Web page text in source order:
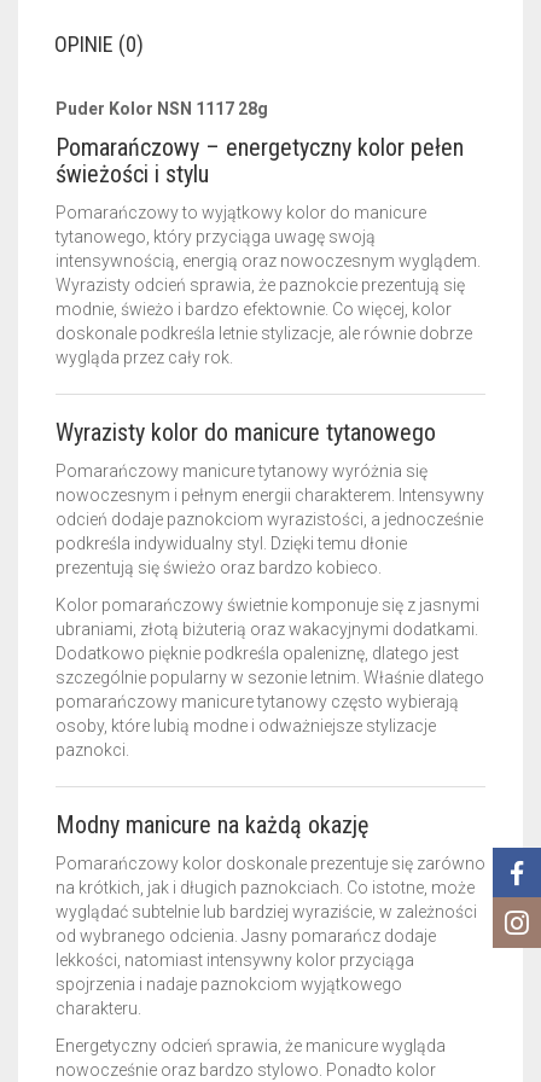
OPINIE (0)
Puder Kolor NSN 1117 28g
Pomarańczowy – energetyczny kolor pełen
świeżości i stylu
Pomarańczowy to wyjątkowy kolor do manicure
tytanowego, który przyciąga uwagę swoją
intensywnością, energią oraz nowoczesnym wyglądem.
Wyrazisty odcień sprawia, że paznokcie prezentują się
modnie, świeżo i bardzo efektownie. Co więcej, kolor
doskonale podkreśla letnie stylizacje, ale równie dobrze
wygląda przez cały rok.
Wyrazisty kolor do manicure tytanowego
Pomarańczowy manicure tytanowy wyróżnia się
nowoczesnym i pełnym energii charakterem. Intensywny
odcień dodaje paznokciom wyrazistości, a jednocześnie
podkreśla indywidualny styl. Dzięki temu dłonie
prezentują się świeżo oraz bardzo kobieco.
Kolor pomarańczowy świetnie komponuje się z jasnymi
ubraniami, złotą biżuterią oraz wakacyjnymi dodatkami.
Dodatkowo pięknie podkreśla opaleniznę, dlatego jest
szczególnie popularny w sezonie letnim. Właśnie dlatego
pomarańczowy manicure tytanowy często wybierają
osoby, które lubią modne i odważniejsze stylizacje
paznokci.
Modny manicure na każdą okazję
Pomarańczowy kolor doskonale prezentuje się zarówno
na krótkich, jak i długich paznokciach. Co istotne, może
wyglądać subtelnie lub bardziej wyraziście, w zależności
od wybranego odcienia. Jasny pomarańcz dodaje
lekkości, natomiast intensywny kolor przyciąga
spojrzenia i nadaje paznokciom wyjątkowego
charakteru.
Energetyczny odcień sprawia, że manicure wygląda
nowocześnie oraz bardzo stylowo. Ponadto kolor